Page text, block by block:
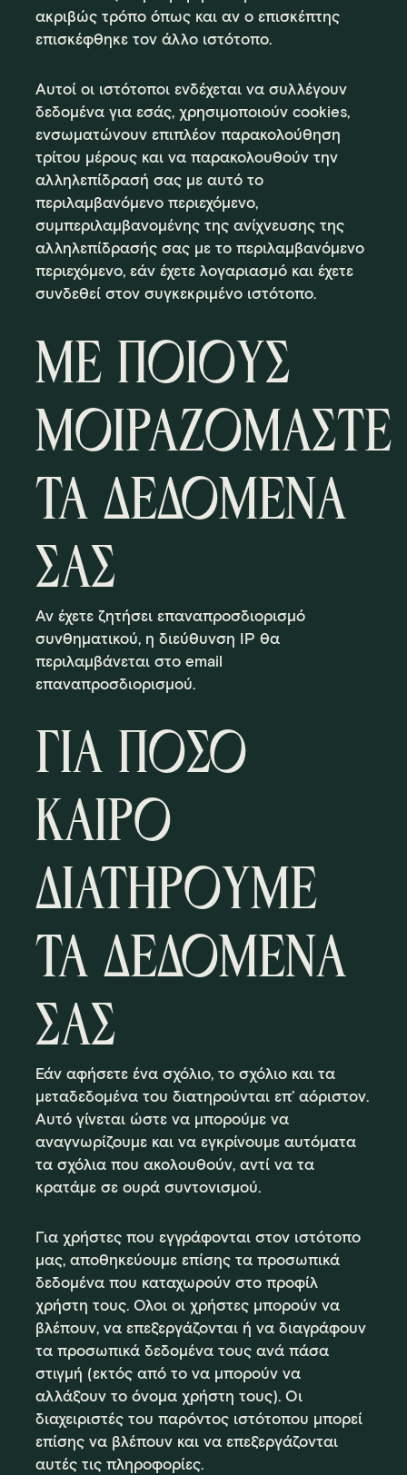
ακριβώς τρόπο όπως και αν ο επισκέπτης
επισκέφθηκε τον άλλο ιστότοπο.
Αυτοί οι ιστότοποι ενδέχεται να συλλέγουν
δεδομένα για εσάς, χρησιμοποιούν cookies,
ενσωματώνουν επιπλέον παρακολούθηση
τρίτου μέρους και να παρακολουθούν την
αλληλεπίδρασή σας με αυτό το
περιλαμβανόμενο περιεχόμενο,
συμπεριλαμβανομένης της ανίχνευσης της
αλληλεπίδρασής σας με το περιλαμβανόμενο
περιεχόμενο, εάν έχετε λογαριασμό και έχετε
συνδεθεί στον συγκεκριμένο ιστότοπο.
ΜΕ ΠΟΙΟΥΣ
ΜΟΙΡΑΖΟΜΑΣΤΕ
ΤΑ ΔΕΔΟΜΕΝΑ
ΣΑΣ
Αν έχετε ζητήσει επαναπροσδιορισμό
συνθηματικού, η διεύθυνση IP θα
περιλαμβάνεται στο email
επαναπροσδιορισμού.
ΓΙΑ ΠΟΣΟ
ΚΑΙΡΟ
ΔΙΑΤΗΡΟΥΜΕ
ΤΑ ΔΕΔΟΜΕΝΑ
ΣΑΣ
Εάν αφήσετε ένα σχόλιο, το σχόλιο και τα
μεταδεδομένα του διατηρούνται επ’ αόριστον.
Αυτό γίνεται ώστε να μπορούμε να
αναγνωρίζουμε και να εγκρίνουμε αυτόματα
τα σχόλια που ακολουθούν, αντί να τα
κρατάμε σε ουρά συντονισμού.
Για χρήστες που εγγράφονται στον ιστότοπο
μας, αποθηκεύουμε επίσης τα προσωπικά
δεδομένα που καταχωρούν στο προφίλ
χρήστη τους. Όλοι οι χρήστες μπορούν να
βλέπουν, να επεξεργάζονται ή να διαγράφουν
τα προσωπικά δεδομένα τους ανά πάσα
στιγμή (εκτός από το να μπορούν να
αλλάξουν το όνομα χρήστη τους). Οι
διαχειριστές του παρόντος ιστότοπου μπορεί
επίσης να βλέπουν και να επεξεργάζονται
αυτές τις πληροφορίες.